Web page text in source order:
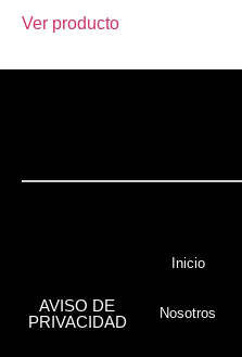
Ver producto
AVISO DE
PRIVACIDAD
Inicio
Nosotros